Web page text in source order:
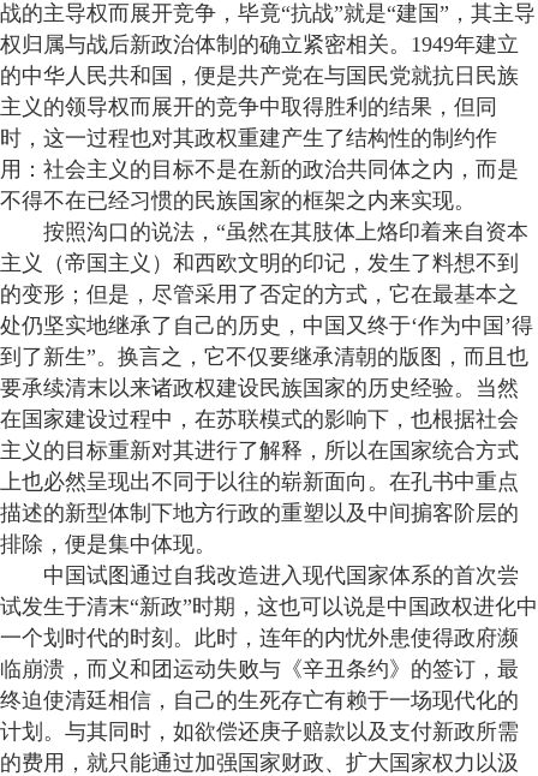
战的主导权而展开竞争，毕竟“抗战”就是“建国”，其主导
权归属与战后新政治体制的确立紧密相关。1949年建立
的中华人民共和国，便是共产党在与国民党就抗日民族
主义的领导权而展开的竞争中取得胜利的结果，但同
时，这一过程也对其政权重建产生了结构性的制约作
用：社会主义的目标不是在新的政治共同体之内，而是
不得不在已经习惯的民族国家的框架之内来实现。
按照沟口的说法，“虽然在其肢体上烙印着来自资本
主义（帝国主义）和西欧文明的印记，发生了料想不到
的变形；但是，尽管采用了否定的方式，它在最基本之
处仍坚实地继承了自己的历史，中国又终于‘作为中国’得
到了新生”。换言之，它不仅要继承清朝的版图，而且也
要承续清末以来诸政权建设民族国家的历史经验。当然
在国家建设过程中，在苏联模式的影响下，也根据社会
主义的目标重新对其进行了解释，所以在国家统合方式
上也必然呈现出不同于以往的崭新面向。在孔书中重点
描述的新型体制下地方行政的重塑以及中间掮客阶层的
排除，便是集中体现。
中国试图通过自我改造进入现代国家体系的首次尝
试发生于清末“新政”时期，这也可以说是中国政权进化中
一个划时代的时刻。此时，连年的内忧外患使得政府濒
临崩溃，而义和团运动失败与《辛丑条约》的签订，最
终迫使清廷相信，自己的生死存亡有赖于一场现代化的
计划。与其同时，如欲偿还庚子赔款以及支付新政所需
的费用，就只能通过加强国家财政、扩大国家权力以汲